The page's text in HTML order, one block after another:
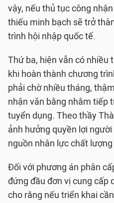
vậy, nếu thủ tục công
thiếu minh bạch sẽ trở
trình hội nhập quốc tế.
Thứ ba, hiện vẫn có nhiều
khi hoàn thành chương
phải chờ nhiều tháng,
nhận văn bằng nhằm tiếp
tuyển dụng. Theo thầy
ảnh hưởng quyền lợi
nguồn nhân lực chất
Đối với phương án phân
đứng đầu đơn vị cung cấp
cho rằng nếu triển khai